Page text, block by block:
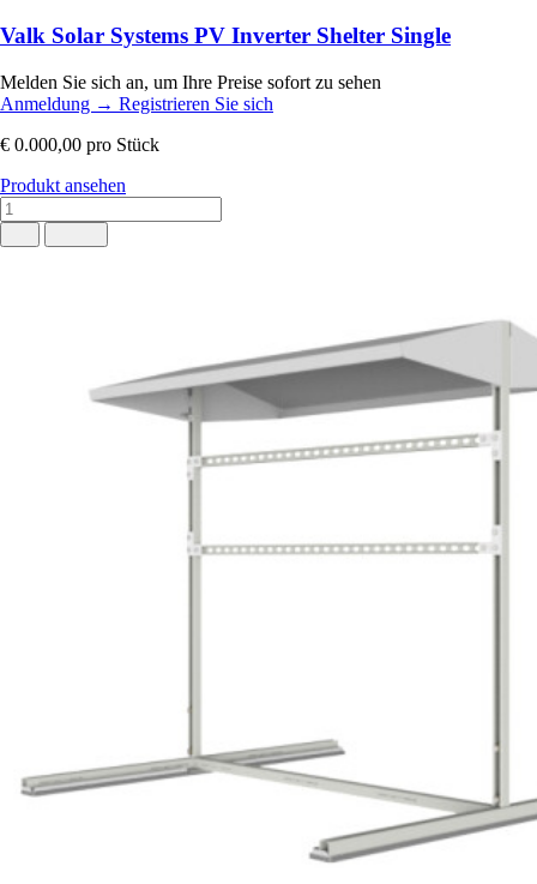
Valk Solar Systems PV Inverter Shelter Single
Melden Sie sich an, um Ihre Preise sofort zu sehen
Anmeldung → Registrieren Sie sich
€ 0.000,00 pro Stück
Produkt ansehen